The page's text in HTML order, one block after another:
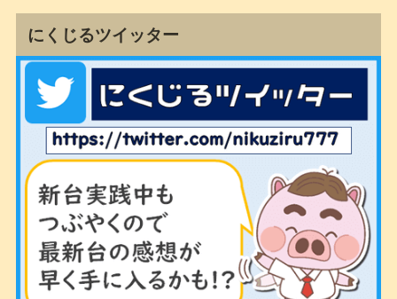
にくじるツイッター